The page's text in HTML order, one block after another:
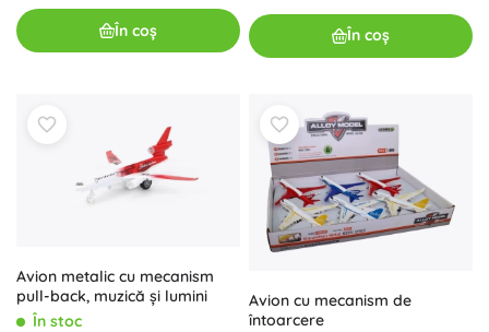
În coș În coș
Avion metalic cu mecanism
pull-back, muzică și lumini
În stoc
Avion cu mecanism de
întoarcere